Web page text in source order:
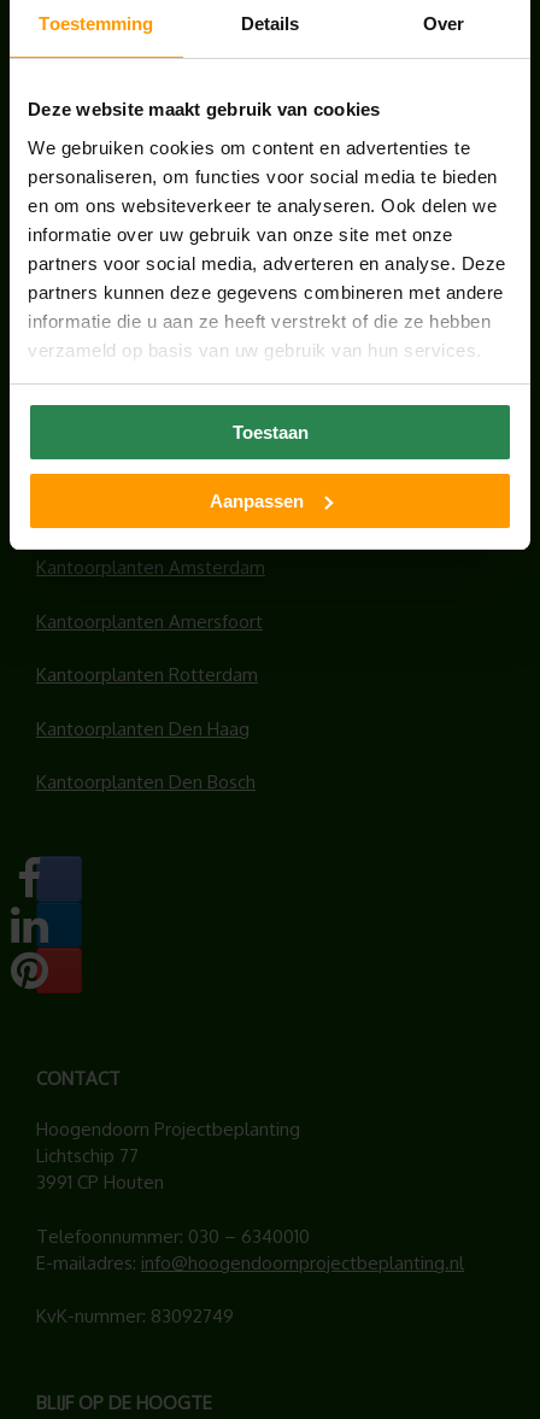
Toestemming Details Over
Deze website maakt gebruik van cookies
We gebruiken cookies om content en advertenties te
personaliseren, om functies voor social media te bieden
en om ons websiteverkeer te analyseren. Ook delen we
informatie over uw gebruik van onze site met onze
partners voor social media, adverteren en analyse. Deze
partners kunnen deze gegevens combineren met andere
informatie die u aan ze heeft verstrekt of die ze hebben
verzameld op basis van uw gebruik van hun services.
Toestaan
Aanpassen
UNION HOUSE UTRECHT
juli 28, 2026
ONS TEAM GROEIT VERDER
juni 17, 2026
HANDIGE LINKS
Office plants
Kantoorplanten Utrecht
Kantoorplanten Amsterdam
Kantoorplanten Amersfoort
Kantoorplanten Rotterdam
Kantoorplanten Den Haag
Kantoorplanten Den Bosch
CONTACT
Hoogendoorn Projectbeplanting
Lichtschip 77
3991 CP Houten
Telefoonnummer: 030 – 6340010
E-mailadres: info@hoogendoornprojectbeplanting.nl
KvK-nummer: 83092749
BLIJF OP DE HOOGTE